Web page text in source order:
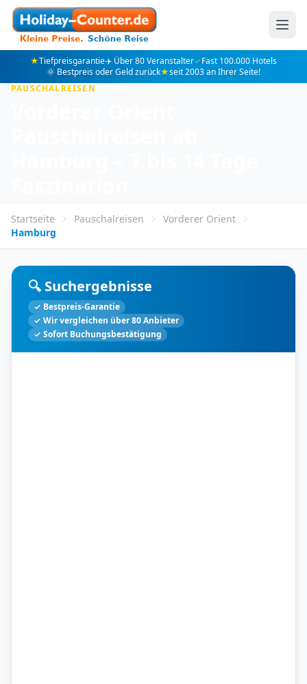
★Tiefpreisgarantie✈️ Über 80 Veranstalter✓Fast 100.000 Hotels
🌞 Bestpreis oder Geld zurück★seit 2003 an Ihrer Seite!
PAUSCHALREISEN
Startseite Pauschalreisen
Vorderer Orient
Hamburg
🔍 Suchergebnisse
✓ Bestpreis-Garantie
✓ Wir vergleichen über 80 Anbieter
✓ Sofort Buchungsbestätigung